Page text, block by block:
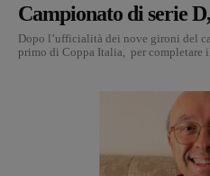
Campionato di serie
Dopo l’ufficialità dei nove gironi del
primo di Coppa Italia, per completare